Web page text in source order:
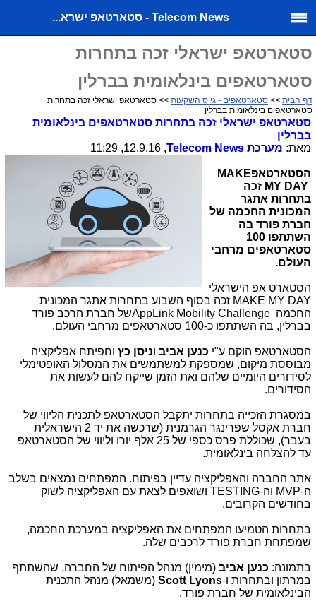
Telecom News - סטארטאפ ישרא...
סטארטאפ ישראלי זכה בתחרות
סטארטאפים בינלאומית בברלין
דף הבית >> סטארטאפים - גיוס השקעות >> סטארטאפ ישראלי זכה בתחרות
סטארטאפים בינלאומית בברלין
סטארטאפ ישראלי זכה בתחרות סטארטאפים בינלאומית
בברלין
מאת: מערכת Telecom News
, 12.9.16, 11:29
הסטארטאפMAKE
MY DAY זכה
בתחרות אתגר
המכונית החכמה של
חברת פורד בה
השתתפו 100
סטארטאפים מרחבי
העולם.
הסטארט אפ הישראלי
MAKE MY DAY זכה בסוף השבוע בתחרות אתגר המכונית
החכמה AppLink Mobility Challengeשל חברת הרכב פורד
בברלין, בה השתתפו כ-100 סטארטאפים מרחבי העולם.
הסטארטאפ הוקם ע"י כנען אביב וניסן כץ וחפיתח אפליקציה
מבוססת מיקום, שמספקת למשתמשים את המסלול האופטימלי
לסידורים היומיים שלהם ואת הזמן שייקח להם לעשות את
הסידורים.
במסגרת הזכייה בתחרות יתקבל הסטארטאפ לתכנית הליווי של
חברת אקסל שפרינגר הגרמנית (שרכשה את יד 2 הישראלית
בעבר), שכוללת פרס כספי של 25 אלף יורו וליווי של הסטארטאפ
עד להצלחה בינלאומית.
אתר החברה והאפליקציה עדיין בפיתוח. המפתחים נמצאים בשלב
ה-MVP והTESTING- ושואפים לצאת עם האפליקציה לשוק
בחודשים הקרובים.
בתחרות הטמיעו המפתחים את האפליקציה במערכת החכמה,
שמפתחת חברת פורד לרכבים שלה.
בתמונה: כנען אביב (מימין) מנהל הפיתוח של החברה, שהשתתף
במרתון ובתחרות ו-Scott Lyons (משמאל) מנהל התכנית
הבינלאומית של חברת פורד.